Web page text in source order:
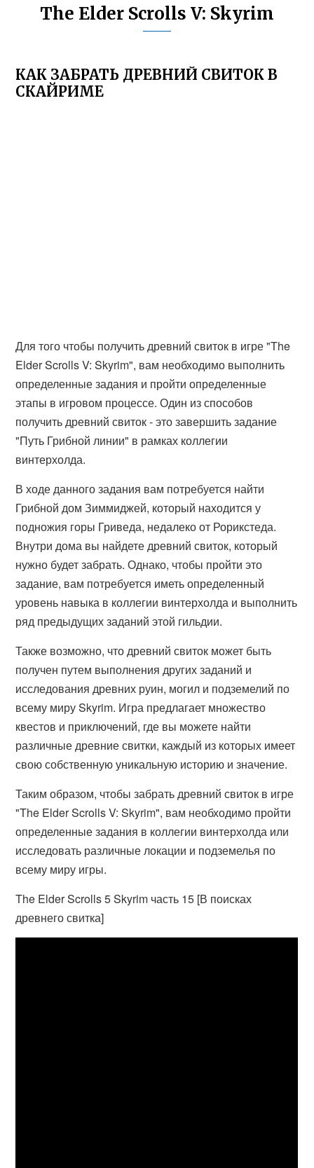
The Elder Scrolls V: Skyrim
КАК ЗАБРАТЬ ДРЕВНИЙ СВИТОК В
СКАЙРИМЕ
Для того чтобы получить древний свиток в игре "The
Elder Scrolls V: Skyrim", вам необходимо выполнить
определенные задания и пройти определенные
этапы в игровом процессе. Один из способов
получить древний свиток - это завершить задание
"Путь Грибной линии" в рамках коллегии
винтерхолда.
В ходе данного задания вам потребуется найти
Грибной дом Зиммиджей, который находится у
подножия горы Гриведа, недалеко от Рорикстеда.
Внутри дома вы найдете древний свиток, который
нужно будет забрать. Однако, чтобы пройти это
задание, вам потребуется иметь определенный
уровень навыка в коллегии винтерхолда и выполнить
ряд предыдущих заданий этой гильдии.
Также возможно, что древний свиток может быть
получен путем выполнения других заданий и
исследования древних руин, могил и подземелий по
всему миру Skyrim. Игра предлагает множество
квестов и приключений, где вы можете найти
различные древние свитки, каждый из которых имеет
свою собственную уникальную историю и значение.
Таким образом, чтобы забрать древний свиток в игре
"The Elder Scrolls V: Skyrim", вам необходимо пройти
определенные задания в коллегии винтерхолда или
исследовать различные локации и подземелья по
всему миру игры.
The Elder Scrolls 5 Skyrim часть 15 [В поисках
древнего свитка]